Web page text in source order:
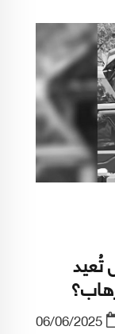
تُعيد
06/06/2025